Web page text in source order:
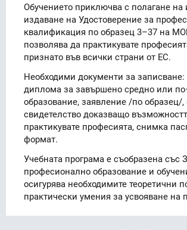
Обучението приключва с полагане на
издаване на Удостоверение за
квалификация по образец 3–37 на
позволява да практикувате
признато във всички страни от ЕС.
Необходими документи за записване:
диплома за завършено средно или
образование, заявление /по образец/
свидетелство доказващо
практикувате професията, снимка
формат.
Учебната програма е съобразена със
професионално образование и
осигурява необходимите теоретични
практически умения за усвояване на